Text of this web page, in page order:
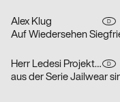
Alex Klug D
Herr Ledesi Projekt- und Werbeagentur D